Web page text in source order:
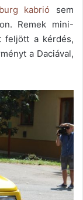
kabrió sem
Remek mini-
feljött a kérdés,
a Daciával,